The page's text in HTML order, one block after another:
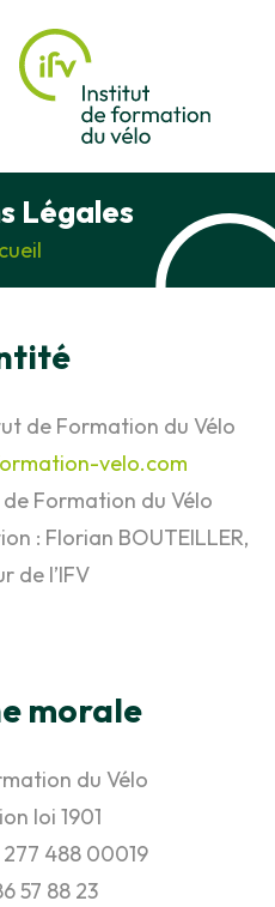
Légales
de Formation du Vélo
velo.com
Formation du Vélo
: Florian BOUTEILLER,
de l’IFV
morale
du Vélo
loi 1901
277 488 00019
57 88 23